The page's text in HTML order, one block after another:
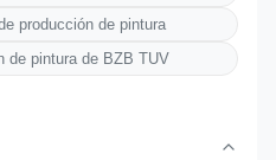
producción de pintura
de pintura de BZB TUV